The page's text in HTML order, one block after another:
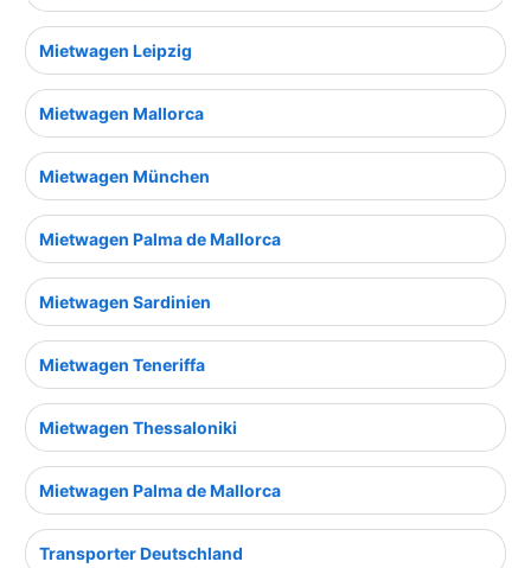
Mietwagen Leipzig
Mietwagen Mallorca
Mietwagen München
Mietwagen Palma de Mallorca
Mietwagen Sardinien
Mietwagen Teneriffa
Mietwagen Thessaloniki
Mietwagen Palma de Mallorca
Transporter Deutschland